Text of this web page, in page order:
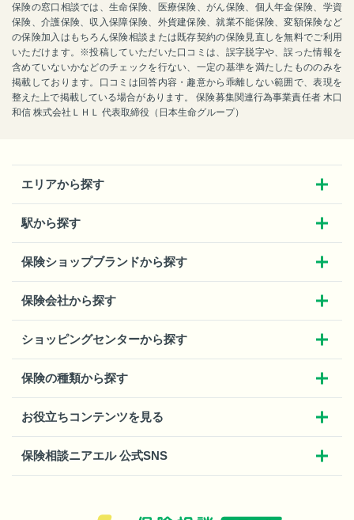
保険の窓口相談では、生命保険、医療保険、がん保険、個人年金保険、学資
保険、介護保険、収入保障保険、外貨建保険、就業不能保険、変額保険など
の保険加入はもちろん保険相談または既存契約の保険見直しを無料でご利用
いただけます。※投稿していただいた口コミは、誤字脱字や、誤った情報を
含めていないかなどのチェックを行ない、一定の基準を満たしたもののみを
掲載しております。口コミは回答内容・趣意から乖離しない範囲で、表現を
整えた上で掲載している場合があります。 保険募集関連行為事業責任者 木口
和信 株式会社ＬＨＬ 代表取締役（日本生命グループ）
エリアから探す
駅から探す
保険ショップブランドから探す
保険会社から探す
ショッピングセンターから探す
保険の種類から探す
お役立ちコンテンツを見る
保険相談ニアエル 公式SNS